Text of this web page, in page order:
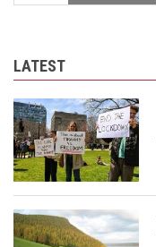
LATEST